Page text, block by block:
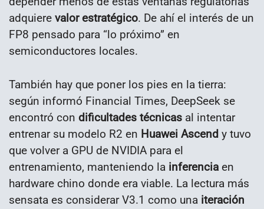
adquiere valor estratégico. De ahí el interés de un
FP8 pensado para “lo próximo” en
semiconductores locales.
También hay que poner los pies en la tierra:
según informó Financial Times, DeepSeek se
encontró con dificultades técnicas al intentar
entrenar su modelo R2 en Huawei Ascend y tuvo
que volver a GPU de NVIDIA para el
entrenamiento, manteniendo la inferencia en
hardware chino donde era viable. La lectura más
sensata es considerar V3.1 como una iteración